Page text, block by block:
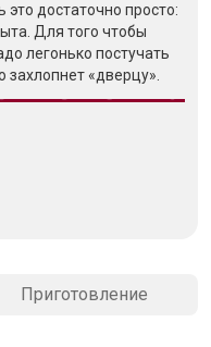
достаточно просто:
Для того чтобы
легонько постучать
«дверцу».
Приготовление